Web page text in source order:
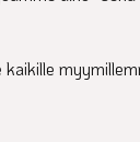
kaikille